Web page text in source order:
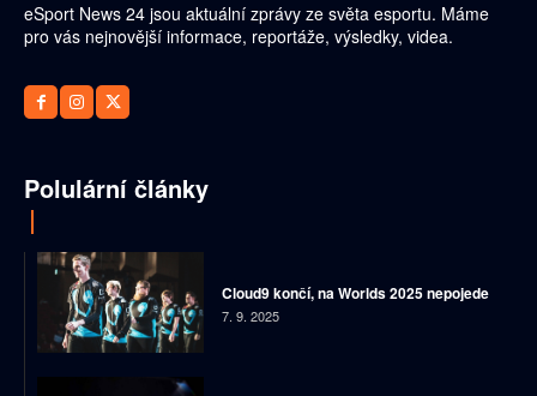
eSport News 24 jsou aktuální zprávy ze světa esportu. Máme
pro vás nejnovější informace, reportáže, výsledky, videa.
Polulární články
Cloud9 končí, na Worlds 2025 nepojede
7. 9. 2025